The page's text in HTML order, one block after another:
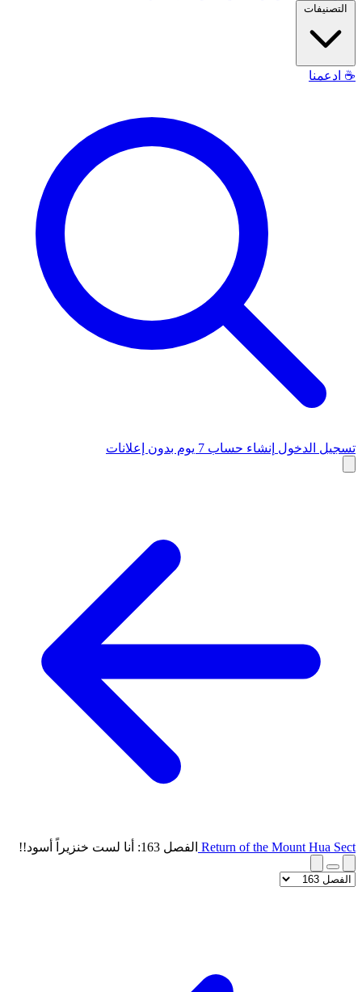
التصنيفات
☕ ادعمنا
تسجيل الدخول إنشاء حساب 7 يوم بدون إعلانات
Return of the Mount Hua Sect الفصل 163: أنا لست خنزيراً أسود!!